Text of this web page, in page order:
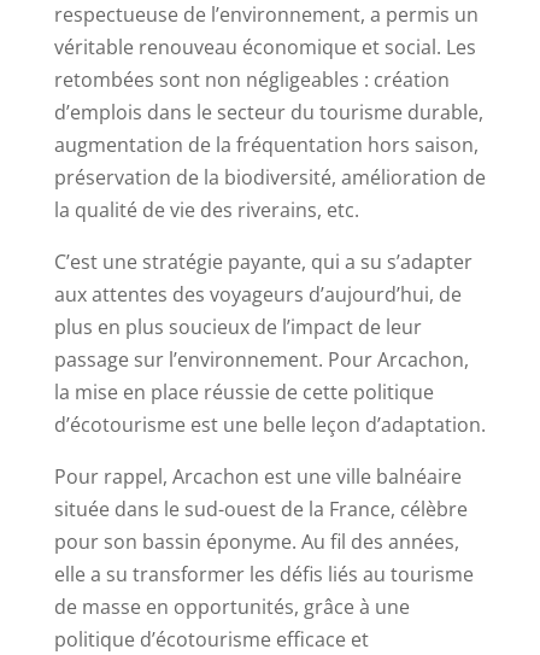
respectueuse de l’environnement, a permis un
véritable renouveau économique et social. Les
retombées sont non négligeables : création
d’emplois dans le secteur du tourisme durable,
augmentation de la fréquentation hors saison,
préservation de la biodiversité, amélioration de
la qualité de vie des riverains, etc.
C’est une stratégie payante, qui a su s’adapter
aux attentes des voyageurs d’aujourd’hui, de
plus en plus soucieux de l’impact de leur
passage sur l’environnement. Pour Arcachon,
la mise en place réussie de cette politique
d’écotourisme est une belle leçon d’adaptation.
Pour rappel, Arcachon est une ville balnéaire
située dans le sud-ouest de la France, célèbre
pour son bassin éponyme. Au fil des années,
elle a su transformer les défis liés au tourisme
de masse en opportunités, grâce à une
politique d’écotourisme efficace et